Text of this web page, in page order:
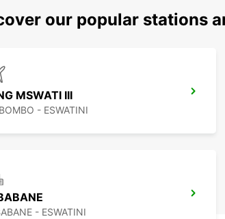
our popular stations
MSWATI III
- ESWATINI
- ESWATINI